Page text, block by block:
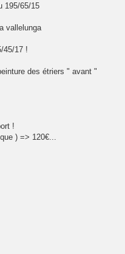
195/65/15
vallelunga
45/17 !
des étriers " avant "
!
) => 120€...